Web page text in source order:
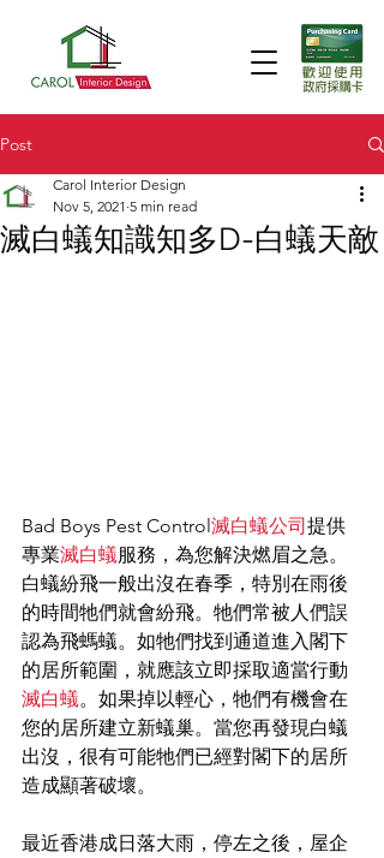
Post
滅白蟻知識知多D-白蟻天敵
Carol Interior Design
Nov 5, 2021 5 min read
Bad Boys Pest Control滅白蟻公司提供
專業滅白蟻服務，為您解決燃眉之急。
白蟻紛飛一般出沒在春季，特別在雨後
的時間牠們就會紛飛。牠們常被人們誤
認為飛螞蟻。如牠們找到通道進入閣下
的居所範圍，就應該立即採取適當行動
滅白蟻。如果掉以輕心，牠們有機會在
您的居所建立新蟻巢。當您再發現白蟻
出沒，很有可能牠們已經對閣下的居所
造成顯著破壞。
最近香港成日落大雨，停左之後，屋企